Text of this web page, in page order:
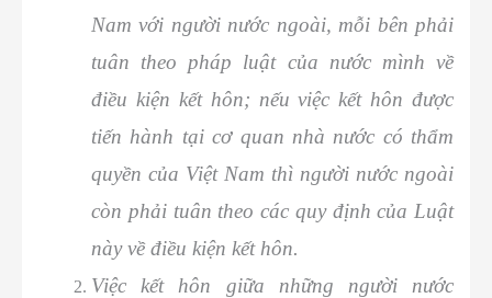
Nam với người nước ngoài, mỗi bên phải
tuân theo pháp luật của nước mình về
điều kiện kết hôn; nếu việc kết hôn được
tiến hành tại cơ quan nhà nước có thẩm
quyền của Việt Nam thì người nước ngoài
còn phải tuân theo các quy định của Luật
này về điều kiện kết hôn.
Việc kết hôn giữa những người nước